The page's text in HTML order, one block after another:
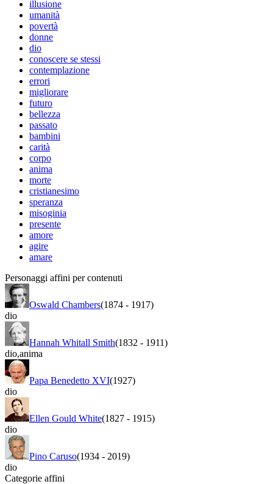
illusione
umanità
povertà
donne
dio
conoscere se stessi
contemplazione
errori
migliorare
futuro
bellezza
passato
bambini
carità
corpo
anima
morte
cristianesimo
speranza
misoginia
presente
amore
agire
amare
Personaggi affini per contenuti
Oswald Chambers(1874 - 1917)
dio
Hannah Whitall Smith(1832 - 1911)
dio,anima
Papa Benedetto XVI(1927)
dio
Ellen Gould White(1827 - 1915)
dio
Pino Caruso(1934 - 2019)
dio
Categorie affini